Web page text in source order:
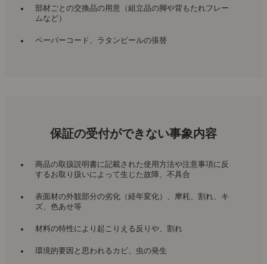
部材ごとの交換品の用意（組立品の脚や背もたれフレー
ムなど）
ペーパーコード、ラタンピールの張替
保証の受付ができない事象内容
商品の取扱説明書に記載された使用方法や注意事項に反
するお取り扱いによって生じた故障、不具合
表面材の外観部分の劣化（経年変化）、摩耗、割れ、キ
ズ、色あせ等
材料の特性により起こりえる反りや、割れ
環境的要因と思われるカビ、虫の発生